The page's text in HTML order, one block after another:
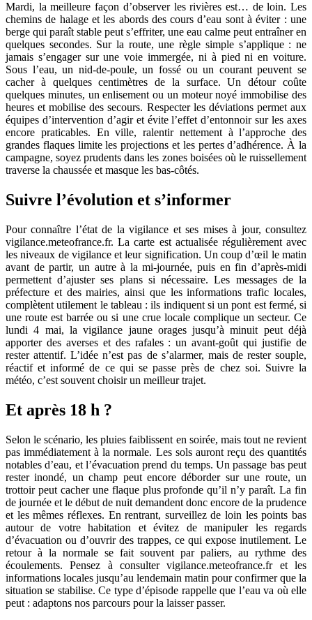
Mardi, la meilleure façon d’observer les rivières est… de loin. Les
chemins de halage et les abords des cours d’eau sont à éviter : une
berge qui paraît stable peut s’effriter, une eau calme peut entraîner en
quelques secondes. Sur la route, une règle simple s’applique : ne
jamais s’engager sur une voie immergée, ni à pied ni en voiture.
Sous l’eau, un nid-de-poule, un fossé ou un courant peuvent se
cacher à quelques centimètres de la surface. Un détour coûte
quelques minutes, un enlisement ou un moteur noyé immobilise des
heures et mobilise des secours. Respecter les déviations permet aux
équipes d’intervention d’agir et évite l’effet d’entonnoir sur les axes
encore praticables. En ville, ralentir nettement à l’approche des
grandes flaques limite les projections et les pertes d’adhérence. À la
campagne, soyez prudents dans les zones boisées où le ruissellement
traverse la chaussée et masque les bas-côtés.
Suivre l’évolution et s’informer
Pour connaître l’état de la vigilance et ses mises à jour, consultez
vigilance.meteofrance.fr. La carte est actualisée régulièrement avec
les niveaux de vigilance et leur signification. Un coup d’œil le matin
avant de partir, un autre à la mi-journée, puis en fin d’après-midi
permettent d’ajuster ses plans si nécessaire. Les messages de la
préfecture et des mairies, ainsi que les informations trafic locales,
complètent utilement le tableau : ils indiquent si un pont est fermé, si
une route est barrée ou si une crue locale complique un secteur. Ce
lundi 4 mai, la vigilance jaune orages jusqu’à minuit peut déjà
apporter des averses et des rafales : un avant-goût qui justifie de
rester attentif. L’idée n’est pas de s’alarmer, mais de rester souple,
réactif et informé de ce qui se passe près de chez soi. Suivre la
météo, c’est souvent choisir un meilleur trajet.
Et après 18 h ?
Selon le scénario, les pluies faiblissent en soirée, mais tout ne revient
pas immédiatement à la normale. Les sols auront reçu des quantités
notables d’eau, et l’évacuation prend du temps. Un passage bas peut
rester inondé, un champ peut encore déborder sur une route, un
trottoir peut cacher une flaque plus profonde qu’il n’y paraît. La fin
de journée et le début de nuit demandent donc encore de la prudence
et les mêmes réflexes. En rentrant, surveillez de loin les points bas
autour de votre habitation et évitez de manipuler les regards
d’évacuation ou d’ouvrir des trappes, ce qui expose inutilement. Le
retour à la normale se fait souvent par paliers, au rythme des
écoulements. Pensez à consulter vigilance.meteofrance.fr et les
informations locales jusqu’au lendemain matin pour confirmer que la
situation se stabilise. Ce type d’épisode rappelle que l’eau va où elle
peut : adaptons nos parcours pour la laisser passer.